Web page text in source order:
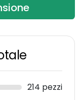
214 pezzi